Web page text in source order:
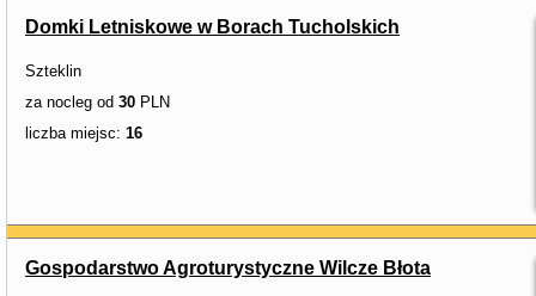
Domki Letniskowe w Borach Tucholskich
Szteklin
za nocleg od 30 PLN
liczba miejsc: 16
Gospodarstwo Agroturystyczne Wilcze Błota